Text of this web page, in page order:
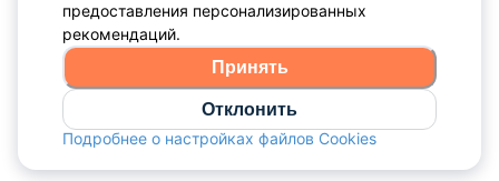
предоставления персонализированных
рекомендаций.
Принять
Отклонить
Подробнее о настройках файлов Cookies